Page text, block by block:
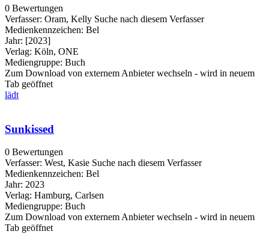
0 Bewertungen
Verfasser: Oram, Kelly Suche nach diesem Verfasser
Medienkennzeichen: Bel
Jahr: [2023]
Verlag: Köln, ONE
Mediengruppe: Buch
Zum Download von externem Anbieter wechseln - wird in neuem
Tab geöffnet
lädt
Sunkissed
0 Bewertungen
Verfasser: West, Kasie Suche nach diesem Verfasser
Medienkennzeichen: Bel
Jahr: 2023
Verlag: Hamburg, Carlsen
Mediengruppe: Buch
Zum Download von externem Anbieter wechseln - wird in neuem
Tab geöffnet